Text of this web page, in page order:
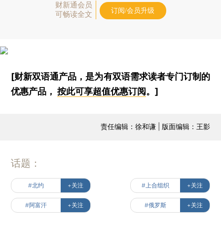
财新通会员
可畅读全文
订阅/会员升级
[财新双语通产品，是为有双语需求读者专门订制的
优惠产品，按此可享超值优惠订阅 。]
责任编辑：徐和谦 | 版面编辑：王影
话题：
#北约 +关注 #上合组织 +关注
#阿富汗 +关注 #俄罗斯 +关注